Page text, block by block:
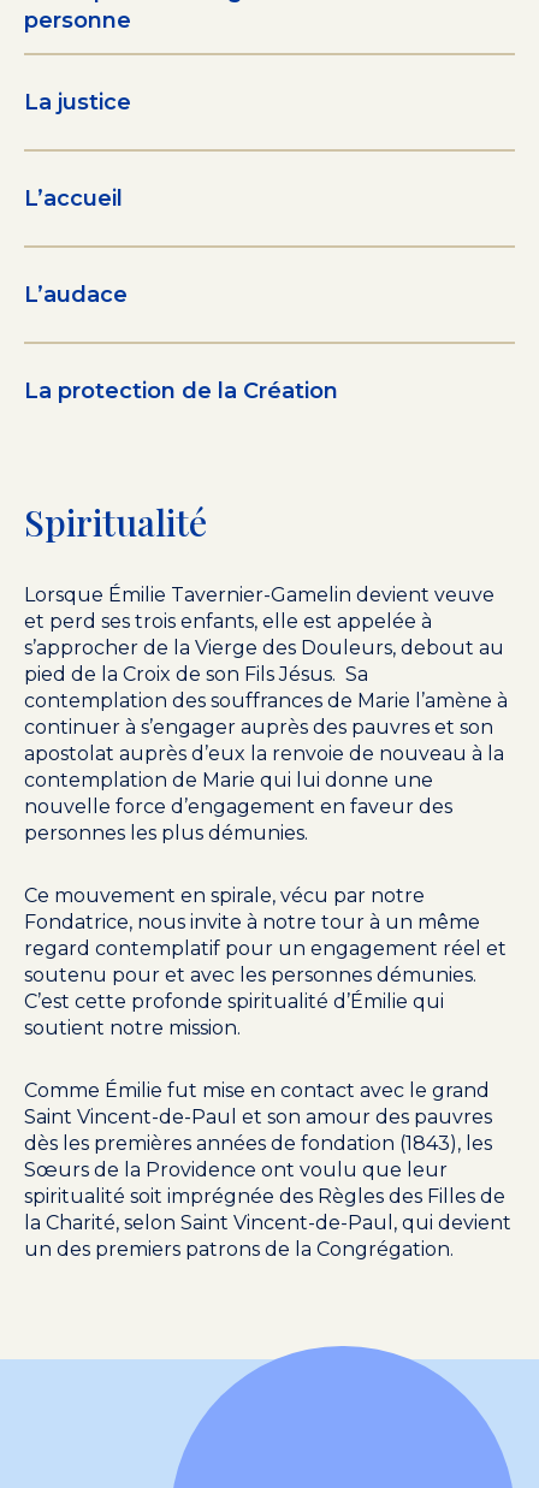
personne
La justice
L’accueil
L’audace
La protection de la Création
Spiritualité
Lorsque Émilie Tavernier-Gamelin devient veuve
et perd ses trois enfants, elle est appelée à
s’approcher de la Vierge des Douleurs, debout au
pied de la Croix de son Fils Jésus. Sa
contemplation des souffrances de Marie l’amène à
continuer à s’engager auprès des pauvres et son
apostolat auprès d’eux la renvoie de nouveau à la
contemplation de Marie qui lui donne une
nouvelle force d’engagement en faveur des
personnes les plus démunies.
Ce mouvement en spirale, vécu par notre
Fondatrice, nous invite à notre tour à un même
regard contemplatif pour un engagement réel et
soutenu pour et avec les personnes démunies.
C’est cette profonde spiritualité d’Émilie qui
soutient notre mission.
Comme Émilie fut mise en contact avec le grand
Saint Vincent-de-Paul et son amour des pauvres
dès les premières années de fondation (1843), les
Sœurs de la Providence ont voulu que leur
spiritualité soit imprégnée des Règles des Filles de
la Charité, selon Saint Vincent-de-Paul, qui devient
un des premiers patrons de la Congrégation.